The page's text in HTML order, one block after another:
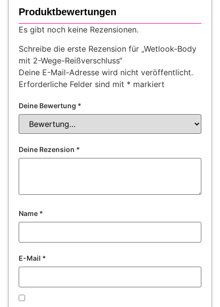
Produktbewertungen
Es gibt noch keine Rezensionen.
Schreibe die erste Rezension für „Wetlook-Body
mit 2-Wege-Reißverschluss“
Deine E-Mail-Adresse wird nicht veröffentlicht.
Erforderliche Felder sind mit * markiert
Deine Bewertung *
Deine Rezension *
Name *
E-Mail *